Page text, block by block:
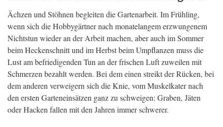
Ächzen und Stöhnen begleiten die Gartenarbeit. Im Frühling,
wenn sich die Hobbygärtner nach monatelangem erzwungenem
Nichtstun wieder an der Arbeit machen, aber auch im Sommer
beim Heckenschnitt und im Herbst beim Umpflanzen muss die
Lust am befriedigenden Tun an der frischen Luft zuweilen mit
Schmerzen bezahlt werden. Bei dem einen streikt der Rücken, bei
dem anderen verweigern sich die Knie, vom Muskelkater nach
den ersten Garteneinsätzen ganz zu schweigen: Graben, Jäten
oder Hacken fallen mit den Jahren immer schwerer.